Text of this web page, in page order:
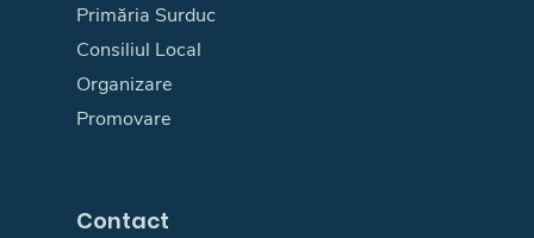
Primăria Surduc
Consiliul Local
Organizare
Promovare
Contact